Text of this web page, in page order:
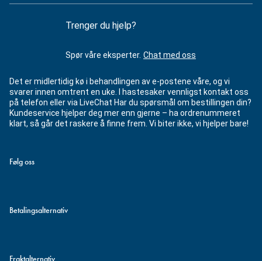
Trenger du hjelp?
Spør våre eksperter. Chat med oss
Det er midlertidig kø i behandlingen av e-postene våre, og vi
svarer innen omtrent en uke. I hastesaker vennligst kontakt oss
på telefon eller via LiveChat Har du spørsmål om bestillingen din?
Kundeservice hjelper deg mer enn gjerne – ha ordrenummeret
klart, så går det raskere å finne frem. Vi biter ikke, vi hjelper bare!
Følg oss
Betalingsalternativ
Fraktalternativ